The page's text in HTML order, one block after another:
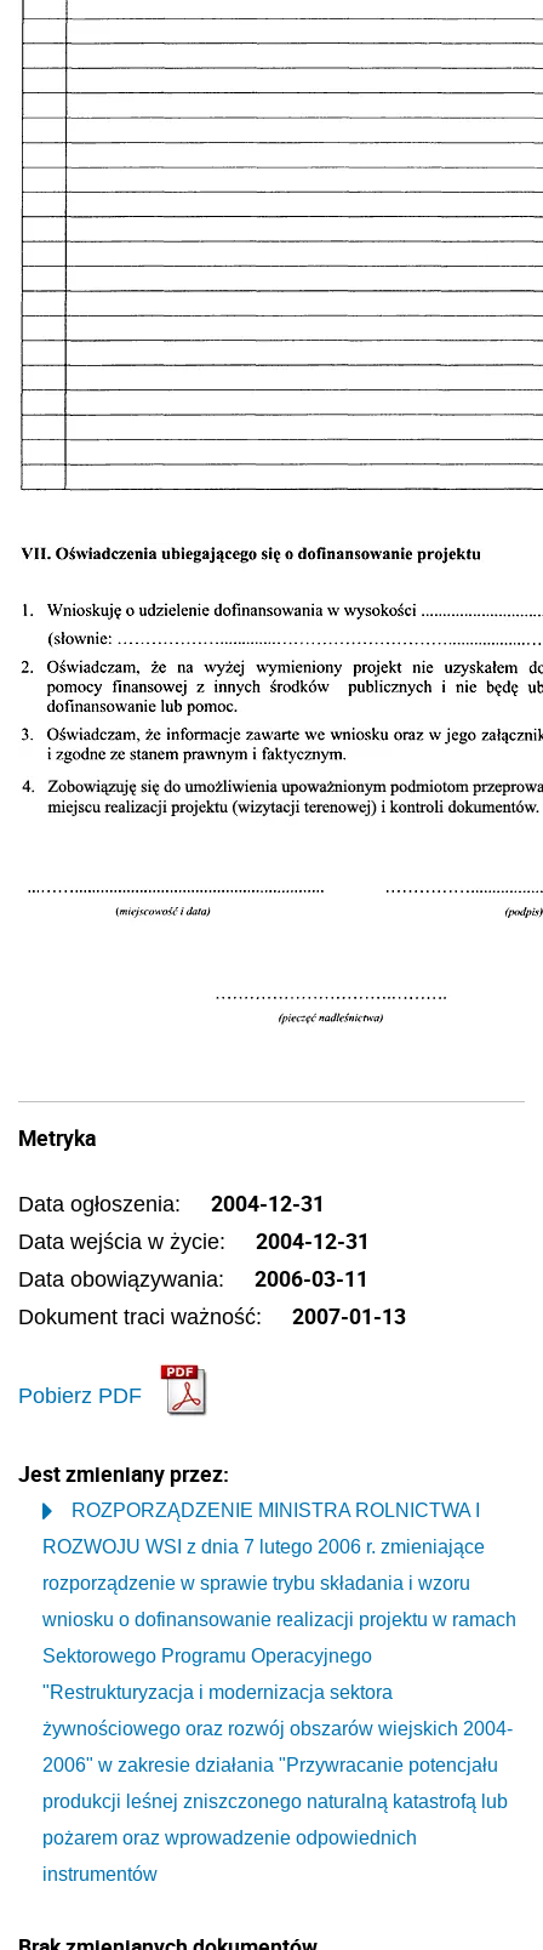
Metryka
Data ogłoszenia: 2004-12-31
Data wejścia w życie: 2004-12-31
Data obowiązywania: 2006-03-11
Dokument traci ważność: 2007-01-13
Pobierz PDF
Jest zmieniany przez:
ROZPORZĄDZENIE MINISTRA ROLNICTWA I
ROZWOJU WSI z dnia 7 lutego 2006 r. zmieniające
rozporządzenie w sprawie trybu składania i wzoru
wniosku o dofinansowanie realizacji projektu w ramach
Sektorowego Programu Operacyjnego
"Restrukturyzacja i modernizacja sektora
żywnościowego oraz rozwój obszarów wiejskich 2004-
2006" w zakresie działania "Przywracanie potencjału
produkcji leśnej zniszczonego naturalną katastrofą lub
pożarem oraz wprowadzenie odpowiednich
instrumentów